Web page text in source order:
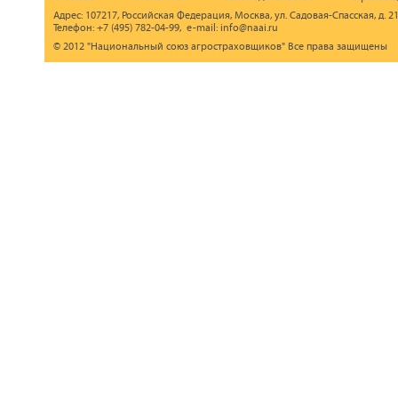
Адрес: 107217, Российская Федерация, Москва, ул. Садовая-Спасская, д.
Телефон: +7 (495) 782-04-99, e-mail: info@naai.ru
© 2012 "Национальный союз агростраховщиков" Все права защищены